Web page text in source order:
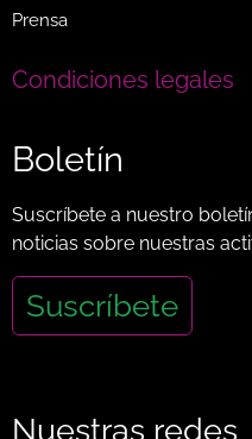
Prensa
Condiciones legales
Boletín
Suscríbete a nuestro
noticias sobre nuestras
Suscríbete
Nuestras redes